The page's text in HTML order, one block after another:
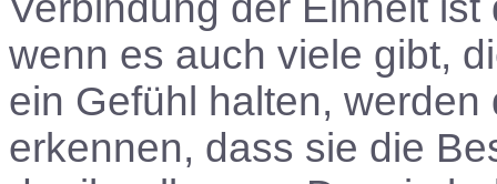
wenn es auch viele gibt,
ein Gefühl halten,
erkennen, dass sie die